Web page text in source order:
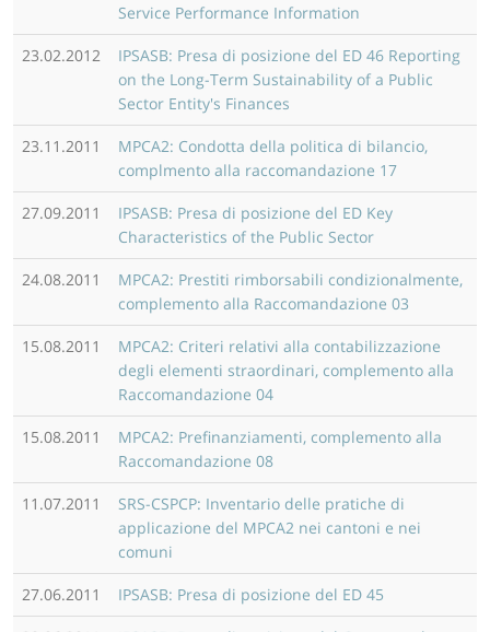
Service Performance Information
23.02.2012
IPSASB: Presa di posizione del ED 46 Reporting
on the Long-Term Sustainability of a Public
Sector Entity's Finances
23.11.2011
MPCA2: Condotta della politica di bilancio,
complmento alla raccomandazione 17
27.09.2011
IPSASB: Presa di posizione del ED Key
Characteristics of the Public Sector
24.08.2011
MPCA2: Prestiti rimborsabili condizionalmente,
complemento alla Raccomandazione 03
15.08.2011
MPCA2: Criteri relativi alla contabilizzazione
degli elementi straordinari, complemento alla
Raccomandazione 04
15.08.2011
MPCA2: Prefinanziamenti, complemento alla
Raccomandazione 08
11.07.2011
SRS-CSPCP: Inventario delle pratiche di
applicazione del MPCA2 nei cantoni e nei
comuni
27.06.2011 IPSASB: Presa di posizione del ED 45